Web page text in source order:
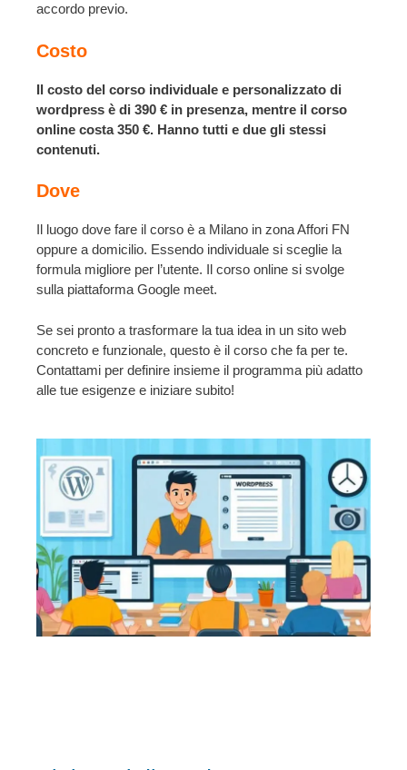
accordo previo.
Costo
Il costo del corso individuale e personalizzato di
wordpress è di 390 € in presenza, mentre il corso
online costa 350 €. Hanno tutti e due gli stessi
contenuti.
Dove
Il luogo dove fare il corso è a Milano in zona Affori FN
oppure a domicilio. Essendo individuale si sceglie la
formula migliore per l’utente. Il corso online si svolge
sulla piattaforma Google meet.
Se sei pronto a trasformare la tua idea in un sito web
concreto e funzionale, questo è il corso che fa per te.
Contattami per definire insieme il programma più adatto
alle tue esigenze e iniziare subito!